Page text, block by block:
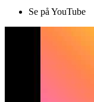
Se på YouTube